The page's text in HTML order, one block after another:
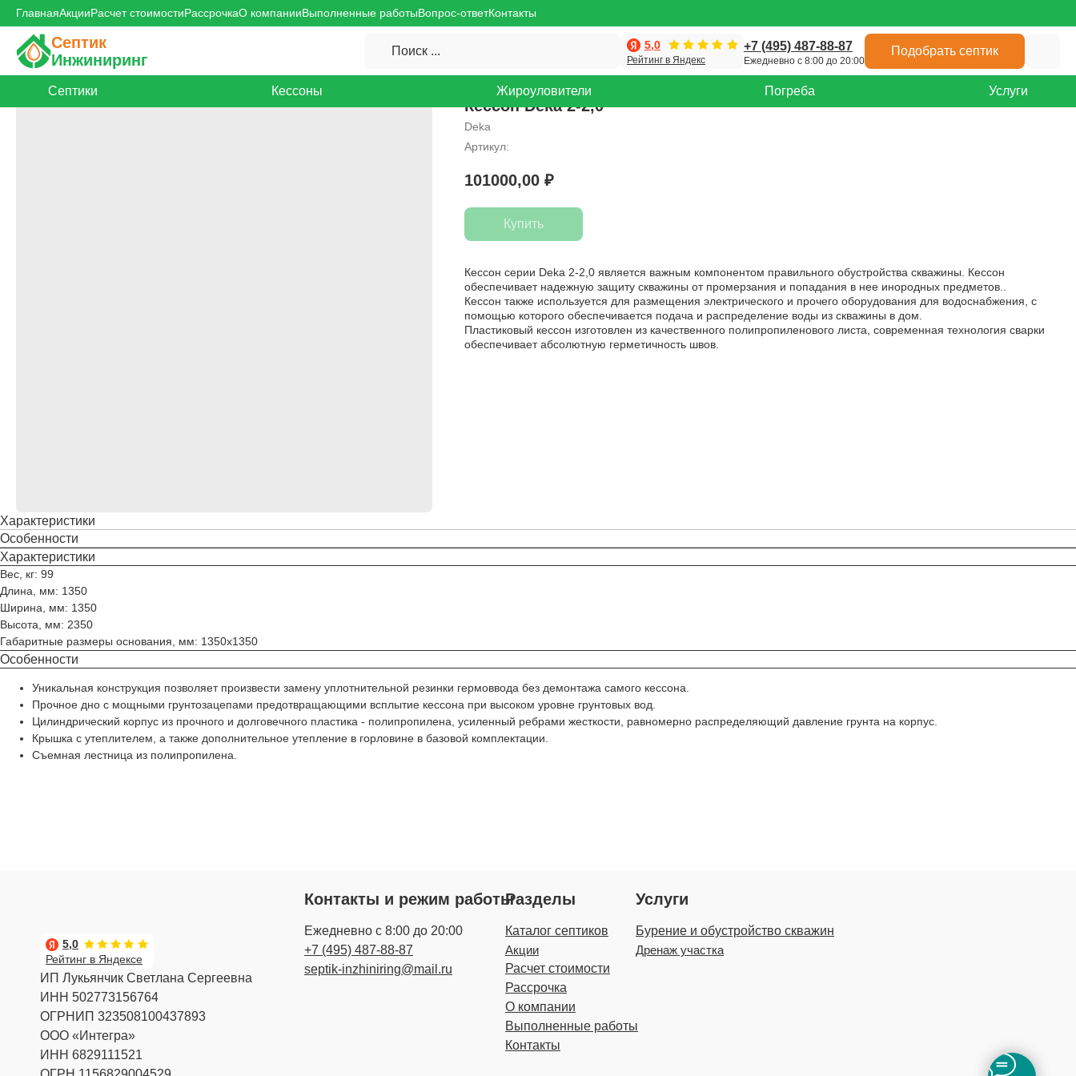
ГлавнаяАкцииРасчет стоимостиРассрочкаО компанииВыполненные работыВопрос-ответКонтакты
Септик
Инжиниринг
Поиск ...
Рейтинг в Яндекс
5,0 +7 (495) 487-88-87
Ежедневно с 8:00 до 20:00
Подобрать септик
Септики Кессоны Жироуловители Погреба Услуги
Кессон Deka 2-2,0
Deka
Артикул:
101000,00 ₽
Купить
Кессон серии Deka 2-2,0 является важным компонентом правильного обустройства скважины. Кессон
обеспечивает надежную защиту скважины от промерзания и попадания в нее инородных предметов..
Кессон также используется для размещения электрического и прочего оборудования для водоснабжения, с
помощью которого обеспечивается подача и распределение воды из скважины в дом.
Пластиковый кессон изготовлен из качественного полипропиленового листа, современная технология сварки
обеспечивает абсолютную герметичность швов.
Характеристики
Особенности
Характеристики
Вес, кг: 99
Длина, мм: 1350
Ширина, мм: 1350
Высота, мм: 2350
Габаритные размеры основания, мм: 1350x1350
Особенности
Уникальная конструкция позволяет произвести замену уплотнительной резинки гермоввода без демонтажа самого кессона.
Прочное дно с мощными грунтозацепами предотвращающими всплытие кессона при высоком уровне грунтовых вод.
Цилиндрический корпус из прочного и долговечного пластика - полипропилена, усиленный ребрами жесткости, равномерно распределяющий давление грунта на корпус.
Крышка с утеплителем, а также дополнительное утепление в горловине в базовой комплектации.
Съемная лестница из полипропилена.
Рейтинг в Яндексе
5,0
ИП Лукьянчик Светлана Сергеевна
ИНН 502773156764
ОГРНИП 323508100437893
ООО «Интегра»
ИНН 6829111521
Контакты и режим работы
Ежедневно с 8:00 до 20:00
+7 (495) 487-88-87
septik-inzhiniring@mail.ru
Разделы
Каталог септиков
Акции
Расчет стоимости
Рассрочка
О компании
Выполненные работы
Контакты
Услуги
Бурение и обустройство скважин
Дренаж участка